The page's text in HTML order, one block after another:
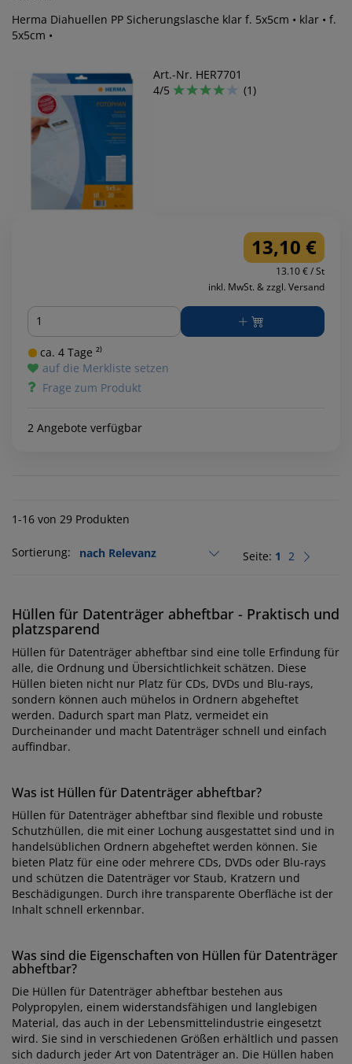
Herma Diahuellen PP Sicherungslasche klar f. 5x5cm • klar • f.
5x5cm •
Art.-Nr. HER7701
4/5
(1)
13,10 €
13.10 € / St
inkl. MwSt. & zzgl. Versand
Menge
ca. 4 Tage ²⁾
auf die Merkliste setzen
Frage zum Produkt
2 Angebote verfügbar
1-16 von 29 Produkten
Sortierung: Seite: 1 2
Hüllen für Datenträger abheftbar - Praktisch und
platzsparend
Hüllen für Datenträger abheftbar sind eine tolle Erfindung für
alle, die Ordnung und Übersichtlichkeit schätzen. Diese
Hüllen bieten nicht nur Platz für CDs, DVDs und Blu-rays,
sondern können auch mühelos in Ordnern abgeheftet
werden. Dadurch spart man Platz, vermeidet ein
Durcheinander und macht Datenträger schnell und einfach
auffindbar.
Was ist Hüllen für Datenträger abheftbar?
Hüllen für Datenträger abheftbar sind flexible und robuste
Schutzhüllen, die mit einer Lochung ausgestattet sind und in
handelsüblichen Ordnern abgeheftet werden können. Sie
bieten Platz für eine oder mehrere CDs, DVDs oder Blu-rays
und schützen die Datenträger vor Staub, Kratzern und
Beschädigungen. Durch ihre transparente Oberfläche ist der
Inhalt schnell erkennbar.
Was sind die Eigenschaften von Hüllen für Datenträger
abheftbar?
Die Hüllen für Datenträger abheftbar bestehen aus
Polypropylen, einem widerstandsfähigen und langlebigen
Material, das auch in der Lebensmittelindustrie eingesetzt
wird. Sie sind in verschiedenen Größen erhältlich und passen
sich dadurch jeder Art von Datenträger an. Die Hüllen haben